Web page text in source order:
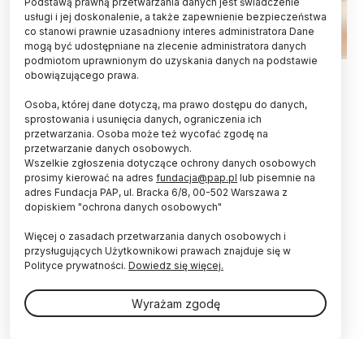
Fot. Adobe Stock
Gdy się spieszymy, jesteśmy mniej życzliwi dla
innych, niż gdy mamy czas i czujemy się
zrelaksowani. Jednak szybkie tempo życia nie
zawsze zabija drobne gesty codziennej
życzliwości. Sposobem na jej utrzymanie może
być uważność - zauważają psycholodzy
Uniwersytetu Warszawskiego i Uniwersytetu
SWPS.
Dotychczas codziennej życzliwości nie poświęcono
odróżniają ją jednak od uprzejmości - którą
wyrażamy, bo tak wypada albo ponieważ chcemy
usługi i jej doskonalenie, a także zapewnienie bezpieczeństwa
co stanowi prawnie uzasadniony interes administratora Dane
mogą być udostępniane na zlecenie administratora danych
podmiotom uprawnionym do uzyskania danych na podstawie
obowiązującego prawa.
Osoba, której dane dotyczą, ma prawo dostępu do danych,
sprostowania i usunięcia danych, ograniczenia ich
przetwarzania. Osoba może też wycofać zgodę na
przetwarzanie danych osobowych.
Wszelkie zgłoszenia dotyczące ochrony danych osobowych
prosimy kierować na adres fundacja@pap.pl lub pisemnie na
adres Fundacja PAP, ul. Bracka 6/8, 00-502 Warszawa z
dopiskiem "ochrona danych osobowych"
Więcej o zasadach przetwarzania danych osobowych i
przysługujących Użytkownikowi prawach znajduje się w
Polityce prywatności. Dowiedz się więcej.
Wyrażam zgodę